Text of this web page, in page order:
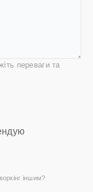
переваги та
іншим?